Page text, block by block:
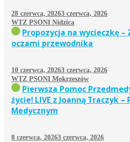
28 czerwca, 20263 czerwca, 2026
WTZ PSONI Nidzica
Propozycja na wycieczkę –
oczami przewodnika
10 czerwca, 20263 czerwca, 2026
WTZ PSONI Mokrzeszów
Pierwsza Pomoc
życie! LIVE z Joanną Traczyk
Medycznym
8 czerwca, 20263 czerwca, 2026